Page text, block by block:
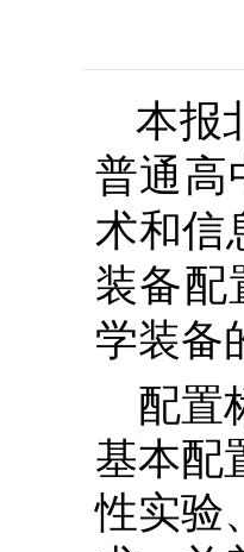
本报
普通高
术和信
装备配
学装备
配置
基本配
性实验